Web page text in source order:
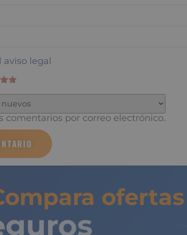
legal
por correo electrónico.
ofertas